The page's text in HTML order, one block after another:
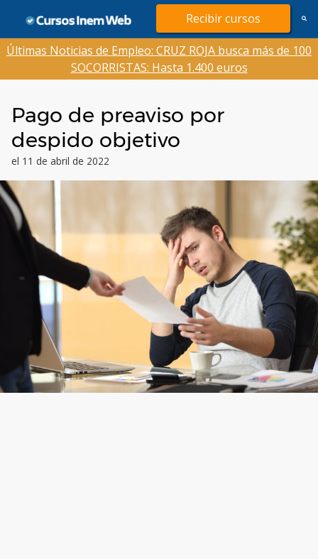
contenido
Recibir cursos
Últimas Noticias de Empleo: CRUZ ROJA busca más de 100
SOCORRISTAS: Hasta 1.400 euros
Pago de preaviso por
despido objetivo
el 11 de abril de 2022